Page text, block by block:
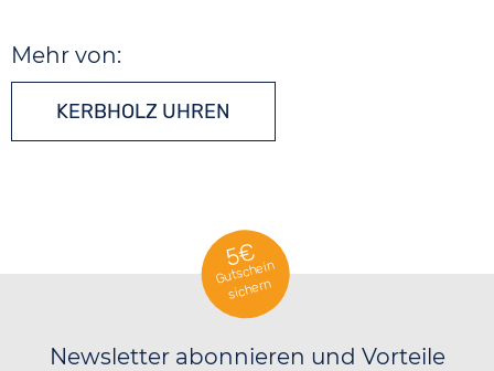
Mehr von:
KERBHOLZ UHREN
5€
Gutschein
sichern
Newsletter abonnieren und Vorteile